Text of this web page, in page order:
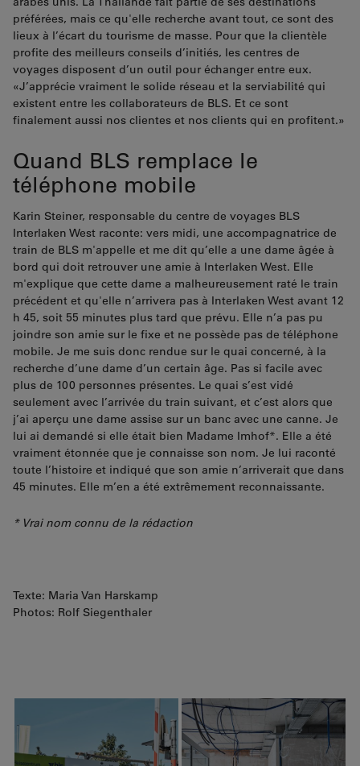
préférées, mais ce qu'elle recherche avant tout, ce sont des
lieux à l’écart du tourisme de masse. Pour que la clientèle
profite des meilleurs conseils d’initiés, les centres de
voyages disposent d’un outil pour échanger entre eux.
«J’apprécie vraiment le solide réseau et la serviabilité qui
existent entre les collaborateurs de BLS. Et ce sont
finalement aussi nos clientes et nos clients qui en profitent.»
Quand BLS remplace le
téléphone mobile
Karin Steiner, responsable du centre de voyages BLS
Interlaken West raconte: vers midi, une accompagnatrice de
train de BLS m'appelle et me dit qu’elle a une dame âgée à
bord qui doit retrouver une amie à Interlaken West. Elle
m'explique que cette dame a malheureusement raté le train
précédent et qu'elle n’arrivera pas à Interlaken West avant 12
h 45, soit 55 minutes plus tard que prévu. Elle n’a pas pu
joindre son amie sur le fixe et ne possède pas de téléphone
mobile. Je me suis donc rendue sur le quai concerné, à la
recherche d’une dame d’un certain âge. Pas si facile avec
plus de 100 personnes présentes. Le quai s’est vidé
seulement avec l’arrivée du train suivant, et c’est alors que
j’ai aperçu une dame assise sur un banc avec une canne. Je
lui ai demandé si elle était bien Madame Imhof*. Elle a été
vraiment étonnée que je connaisse son nom. Je lui raconté
toute l’histoire et indiqué que son amie n’arriverait que dans
45 minutes. Elle m’en a été extrêmement reconnaissante.
* Vrai nom connu de la rédaction
Texte: Maria Van Harskamp
Photos: Rolf Siegenthaler